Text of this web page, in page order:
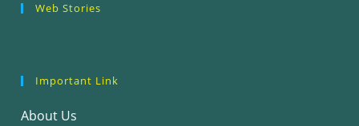
Web Stories
Ethics (शोध
Important Link
About Us